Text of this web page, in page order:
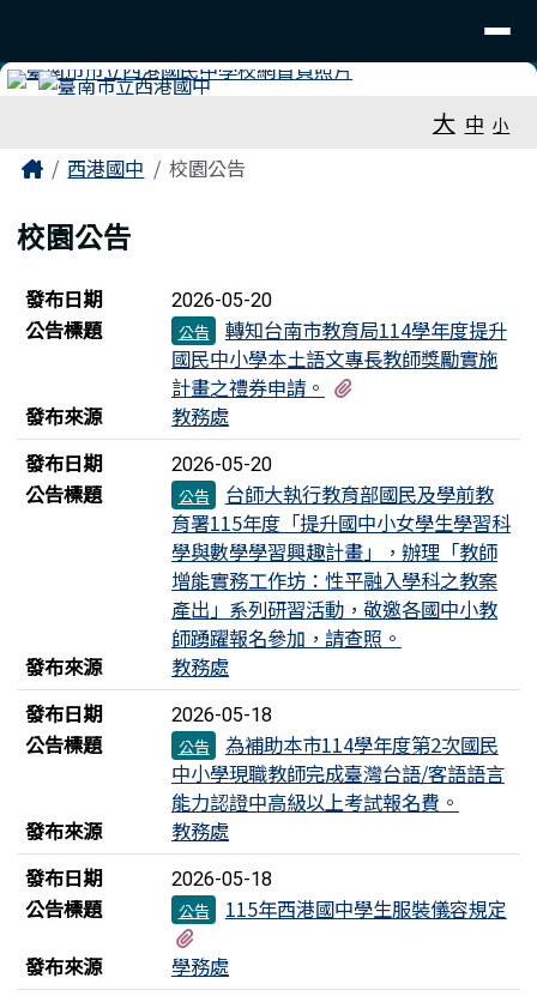
大 中 小
主內容區域
Home西港國中 校園公告
校園公告
新聞列表
發布日期 2026-05-20
公告標題 公告
轉知台南市教育局114學年度提升
國民中小學本土語文專長教師獎勵實施
計畫之禮券申請。
發布來源
教務處
發布日期
2026-05-20
公告標題 公告
台師大執行教育部國民及學前教
育署115年度「提升國中小女學生學習科
學與數學學習興趣計畫」，辦理「教師
增能實務工作坊：性平融入學科之教案
產出」系列研習活動，敬邀各國中小教
師踴躍報名參加，請查照。
發布來源
教務處
發布日期
2026-05-18
公告標題 公告
為補助本市114學年度第2次國民
中小學現職教師完成臺灣台語/客語語言
能力認證中高級以上考試報名費。
發布來源
教務處
發布日期
2026-05-18
公告標題 公告
115年西港國中學生服裝儀容規定
發布來源
學務處
頁尾區域